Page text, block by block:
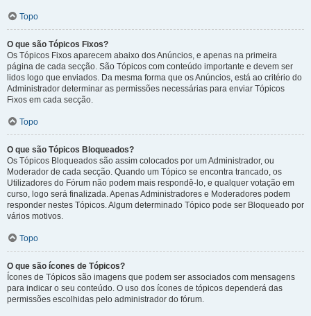
Topo
O que são Tópicos Fixos?
Os Tópicos Fixos aparecem abaixo dos Anúncios, e apenas na primeira
página de cada secção. São Tópicos com conteúdo importante e devem ser
lidos logo que enviados. Da mesma forma que os Anúncios, está ao critério do
Administrador determinar as permissões necessárias para enviar Tópicos
Fixos em cada secção.
Topo
O que são Tópicos Bloqueados?
Os Tópicos Bloqueados são assim colocados por um Administrador, ou
Moderador de cada secção. Quando um Tópico se encontra trancado, os
Utilizadores do Fórum não podem mais respondê-lo, e qualquer votação em
curso, logo será finalizada. Apenas Administradores e Moderadores podem
responder nestes Tópicos. Algum determinado Tópico pode ser Bloqueado por
vários motivos.
Topo
O que são ícones de Tópicos?
Ícones de Tópicos são imagens que podem ser associados com mensagens
para indicar o seu conteúdo. O uso dos ícones de tópicos dependerá das
permissões escolhidas pelo administrador do fórum.